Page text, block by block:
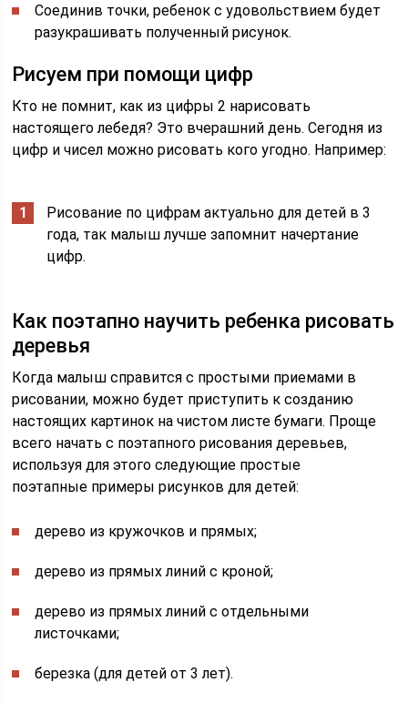
Соединив точки, ребенок с удовольствием будет
разукрашивать полученный рисунок.
Рисуем при помощи цифр
Кто не помнит, как из цифры 2 нарисовать
настоящего лебедя? Это вчерашний день. Сегодня из
цифр и чисел можно рисовать кого угодно. Например:
Рисование по цифрам актуально для детей в 3
года, так малыш лучше запомнит начертание
цифр.
Как поэтапно научить ребенка рисовать
деревья
Когда малыш справится с простыми приемами в
рисовании, можно будет приступить к созданию
настоящих картинок на чистом листе бумаги. Проще
всего начать с поэтапного рисования деревьев,
используя для этого следующие простые
поэтапные примеры рисунков для детей:
дерево из кружочков и прямых;
дерево из прямых линий с кроной;
дерево из прямых линий с отдельными
листочками;
березка (для детей от 3 лет).